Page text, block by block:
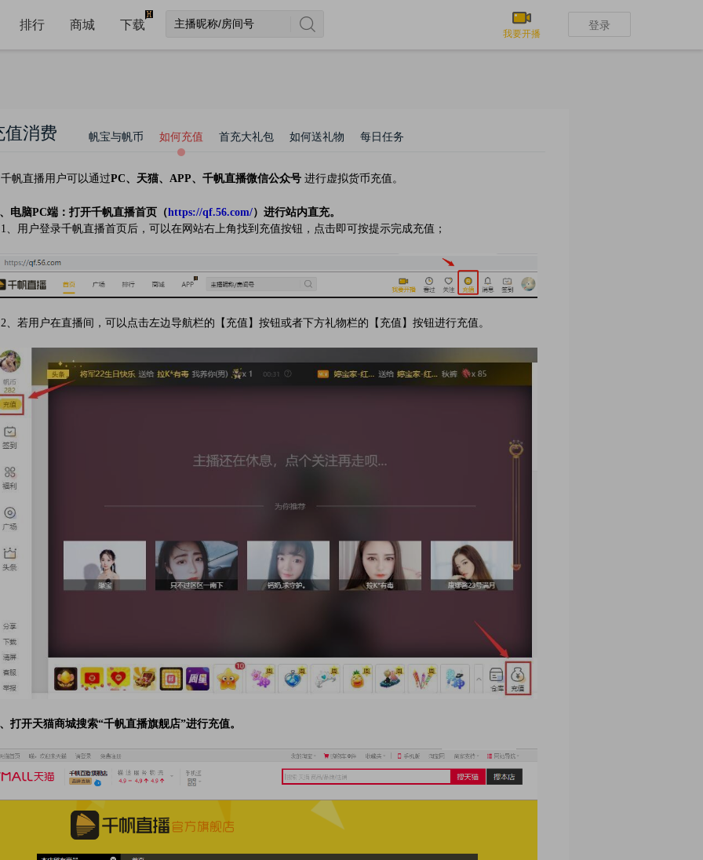
排行 商城 下载 登录
我要开播
值消费 帆宝与帆币 如何充值 首充大礼包 如何送礼物 每日任务
千帆直播用户可以通过PC、天猫、APP、千帆直播微信公众号 进行虚拟货币充值。
电脑PC端：打开千帆直播首页（https://qf.56.com/）进行站内直充。
用户登录千帆直播首页后，可以在网站右上角找到充值按钮，点击即可按提示完成充值；
若用户在直播间，可以点击左边导航栏的【充值】按钮或者下方礼物栏的【充值】按钮进行充值。
打开天猫商城搜索“千帆直播旗舰店”进行充值。